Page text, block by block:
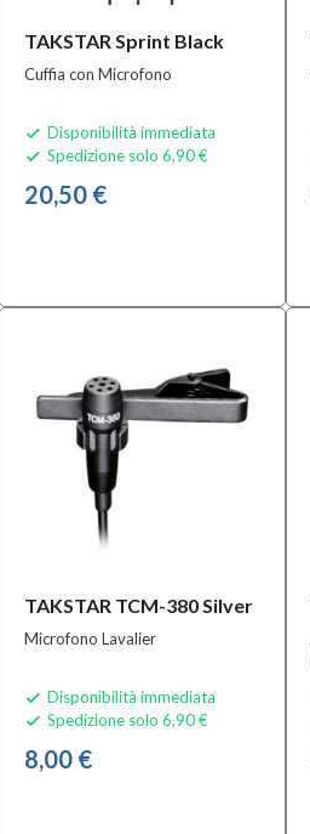
TAKSTAR Sprint Black
Cuffia con Microfono
 Disponibilità immediata
 Spedizione solo 6,90 €
20,50 €
TAKSTAR TCM-380 Silver
Microfono Lavalier
 Disponibilità immediata
 Spedizione solo 6,90 €
8,00 €